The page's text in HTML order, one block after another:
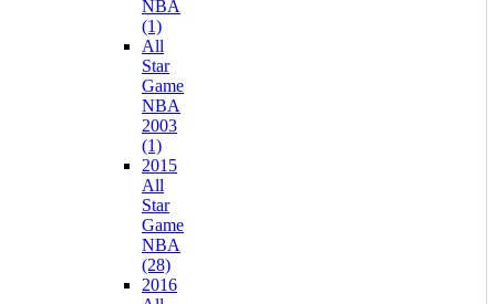
NBA
(1)
All
Star
Game
NBA
2003
(1)
2015
All
Star
Game
NBA
(28)
2016